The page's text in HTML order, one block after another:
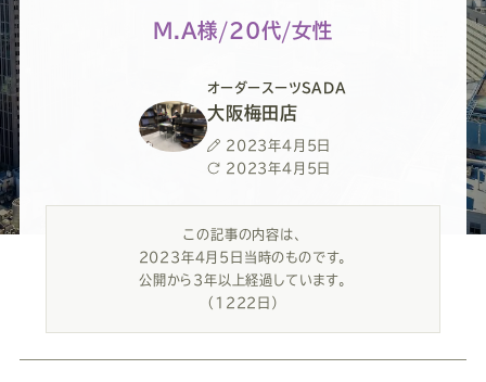
ツ
SADA
の
ー
ス
ー
ツ
SADA
の
ー
ス
ー
ツ
SADA
の
ー
ス
ー
ツ
SADA
の
ー
ス
ー
ツ
SADA
の
M.A様/20代/女性
オーダースーツSADA
大阪梅田店
投
稿
2023年4月5日
最
新
日
2023年4月5日
この記事の内容は、
2023年4月5日当時のものです。
公開から3年以上経過しています。
（1222日）